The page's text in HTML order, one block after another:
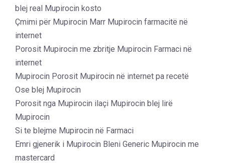
blej real Mupirocin kosto
Çmimi për Mupirocin Marr Mupirocin farmacitë në
internet
Porosit Mupirocin me zbritje Mupirocin Farmaci në
internet
Mupirocin Porosit Mupirocin në internet pa recetë
Ose blej Mupirocin
Porosit nga Mupirocin ilaçi Mupirocin blej lirë
Mupirocin
Si te blejme Mupirocin në Farmaci
Emri gjenerik i Mupirocin Bleni Generic Mupirocin me
mastercard